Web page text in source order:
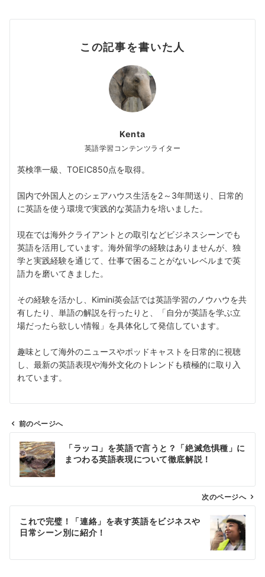
この記事を書いた人
Kenta
英語学習コンテンツライター
英検準一級、TOEIC850点を取得。
国内で外国人とのシェアハウス生活を2～3年間送り、日常的
に英語を使う環境で実践的な英語力を培いました。
現在では海外クライアントとの取引などビジネスシーンでも
英語を活用しています。海外留学の経験はありませんが、独
学と実践経験を通じて、仕事で困ることがないレベルまで英
語力を磨いてきました。
その経験を活かし、Kimini英会話では英語学習のノウハウを共
有したり、単語の解説を行ったりと、「自分が英語を学ぶ立
場だったら欲しい情報」を具体化して発信しています。
趣味として海外のニュースやポッドキャストを日常的に視聴
し、最新の英語表現や海外文化のトレンドも積極的に取り入
れています。
ン
前のページへ
「ラッコ」を英語で言うと？「絶滅危惧種」に
まつわる英語表現について徹底解説！
次のページへ
これで完璧！「連絡」を表す英語をビジネスや
日常シーン別に紹介！